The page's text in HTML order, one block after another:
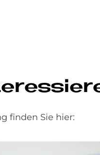
finden Sie hier: